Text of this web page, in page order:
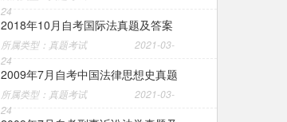
24
2018年10月自考国际法真题及答案
所属类型：真题考试
2021-03-
24
2009年7月自考中国法律思想史真题
所属类型：真题考试
2021-03-
24